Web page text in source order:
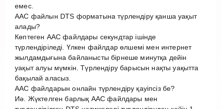
емес.
AAC файлын DTS форматына түрлендіру қанша уақыт
алады?
Көптеген AAC файлдары секундтар ішінде
түрлендіріледі. Үлкен файлдар өлшемі мен интернет
жылдамдығына байланысты бірнеше минутқа дейін
уақыт алуы мүмкін. Түрлендіру барысын нақты уақытта
бақылай аласыз.
AAC файлдарын онлайн түрлендіру қауіпсіз бе?
Иә. Жүктелген барлық AAC файлдары мен